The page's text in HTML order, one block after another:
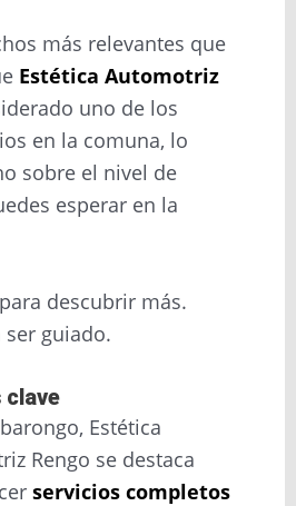
más relevantes que
Estética Automotriz
uno de los
en la comuna, lo
sobre el nivel de
esperar en la
descubrir más.
ser guiado.
clave
Estética
Rengo se destaca
servicios completos